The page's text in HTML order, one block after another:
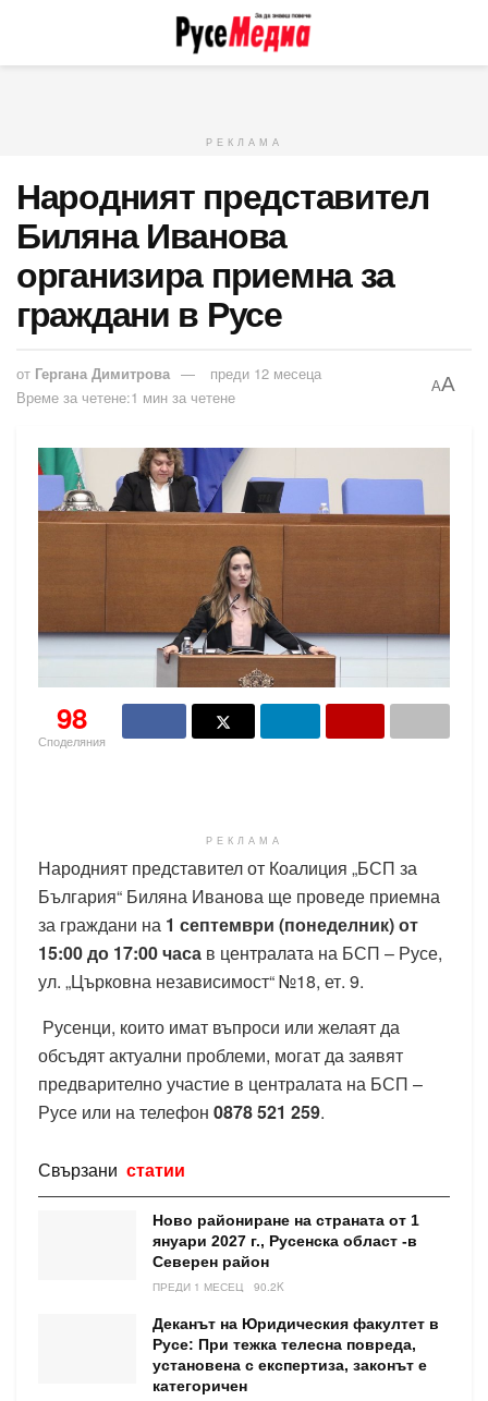
РЕКЛАМА
Народният представител
Биляна Иванова
организира приемна за
граждани в Русе
от Гергана Димитрова
преди 12 месеца
Време за четене:1 мин за четене
AA
98
Споделяния
РЕКЛАМА
Народният представител от Коалиция „БСП за
България“ Биляна Иванова ще проведе приемна
за граждани на 1 септември (понеделник) от
15:00 до 17:00 часа в централата на БСП – Русе,
ул. „Църковна независимост“ №18, ет. 9.
Русенци, които имат въпроси или желаят да
обсъдят актуални проблеми, могат да заявят
предварително участие в централата на БСП –
Русе или на телефон 0878 521 259.
Свързани статии
Ново райониране на страната от 1
януари 2027 г., Русенска област -в
Северен район
ПРЕДИ 1 МЕСЕЦ 90.2K
Деканът на Юридическия факултет в
Русе: При тежка телесна повреда,
установена с експертиза, законът е
категоричен